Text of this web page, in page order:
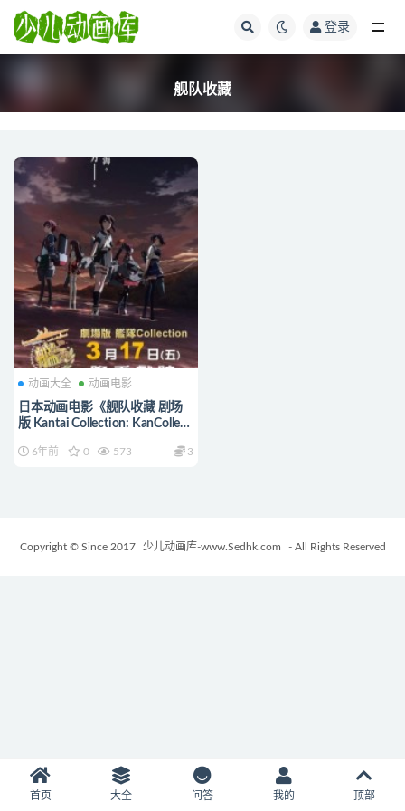
登录
舰队收藏
动画大全 动画电影
日本动画电影《舰队收藏 剧场
版 Kantai Collection: KanColle
1080P/MP4/1.4G 动画片舰队
6年前 0 573 3
Copyright © Since 2017 少儿动画库-www.Sedhk.com - All Rights Reserved
首页 大全 问答 我的 顶部